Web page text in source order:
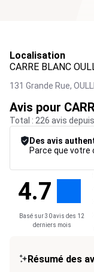
Localisation
CARRE BLANC
131 Grande Rue,
Avis pour
Total : 226 avis
Des avis
4.7
Basé sur 30 avis des 12
derniers mois
Résumé des